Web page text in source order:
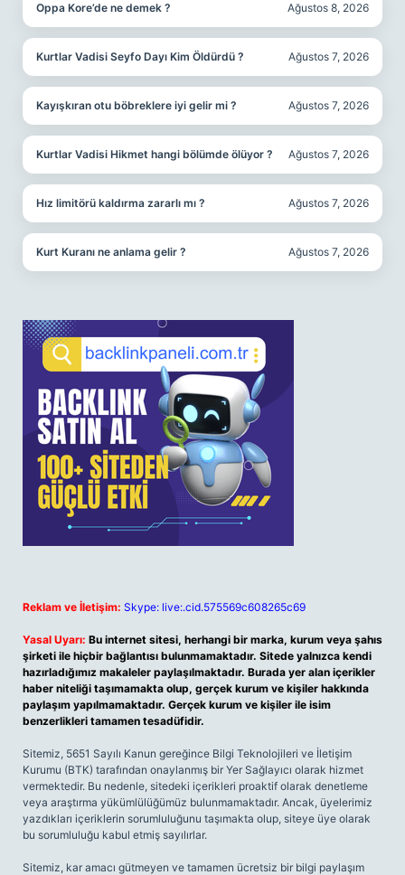
Oppa Kore’de ne demek ? Ağustos 8, 2026
Kurtlar Vadisi Seyfo Dayı Kim Öldürdü ? Ağustos 7, 2026
Kayışkıran otu böbreklere iyi gelir mi ? Ağustos 7, 2026
Kurtlar Vadisi Hikmet hangi bölümde ölüyor ? Ağustos 7, 2026
Hız limitörü kaldırma zararlı mı ? Ağustos 7, 2026
Kurt Kuranı ne anlama gelir ? Ağustos 7, 2026
Reklam ve İletişim: Skype: live:.cid.575569c608265c69
Yasal Uyarı: Bu internet sitesi, herhangi bir marka, kurum veya şahıs
şirketi ile hiçbir bağlantısı bulunmamaktadır. Sitede yalnızca kendi
hazırladığımız makaleler paylaşılmaktadır. Burada yer alan içerikler
haber niteliği taşımamakta olup, gerçek kurum ve kişiler hakkında
paylaşım yapılmamaktadır. Gerçek kurum ve kişiler ile isim
benzerlikleri tamamen tesadüfidir.
Sitemiz, 5651 Sayılı Kanun gereğince Bilgi Teknolojileri ve İletişim
Kurumu (BTK) tarafından onaylanmış bir Yer Sağlayıcı olarak hizmet
vermektedir. Bu nedenle, sitedeki içerikleri proaktif olarak denetleme
veya araştırma yükümlülüğümüz bulunmamaktadır. Ancak, üyelerimiz
yazdıkları içeriklerin sorumluluğunu taşımakta olup, siteye üye olarak
bu sorumluluğu kabul etmiş sayılırlar.
Sitemiz, kar amacı gütmeyen ve tamamen ücretsiz bir bilgi paylaşım